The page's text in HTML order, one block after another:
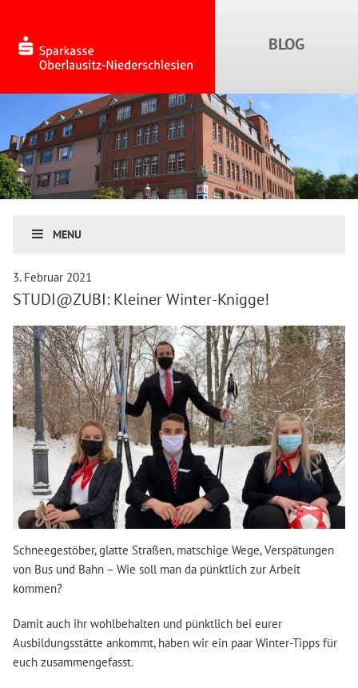
MENU
3. Februar 2021
STUDI@ZUBI: Kleiner Winter-Knigge!
Schneegestöber, glatte Straßen, matschige Wege, Verspätungen
von Bus und Bahn – Wie soll man da pünktlich zur Arbeit
kommen?
Damit auch ihr wohlbehalten und pünktlich bei eurer
Ausbildungsstätte ankommt, haben wir ein paar Winter-Tipps für
euch zusammengefasst.